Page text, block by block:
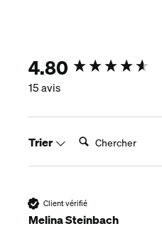
4.80
15 avis
Trier Chercher:
Client vérifié
Melina Steinbach
New content loaded